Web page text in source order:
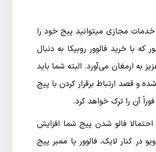
مجازی میتوانید پیج خود را
که با خرید فالوور روبیکا به دنبال
به ارمغان می‌آورد. البته شما باید
و قصد ارتباط برقرار کردن با پیج
آن را ترک خواهد کرد.
فالو شدن پیج شما افزایش
کنار لایک، فالوور یا ممبر پیج